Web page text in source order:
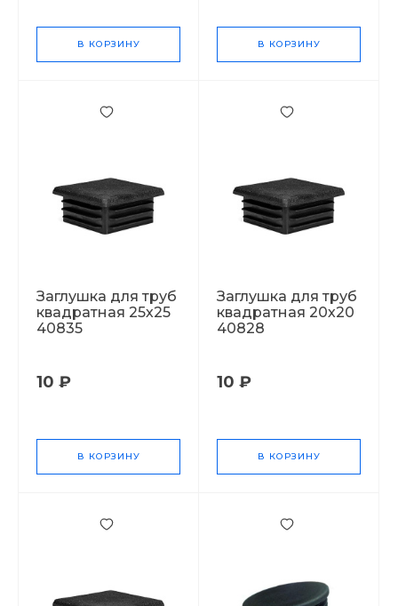
В КОРЗИНУ В КОРЗИНУ
Заглушка для труб
квадратная 25х25
40835
10 ₽
В КОРЗИНУ
Заглушка для труб
квадратная 20х20
40828
10 ₽
В КОРЗИНУ